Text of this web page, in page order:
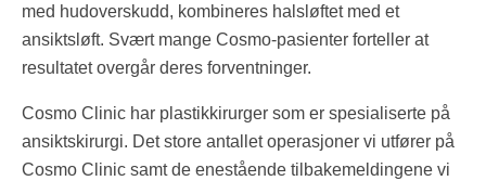
med hudoverskudd, kombineres halsløftet med et
ansiktsløft. Svært mange Cosmo-pasienter forteller at
resultatet overgår deres forventninger.
Cosmo Clinic har plastikkirurger som er spesialiserte på
ansiktskirurgi. Det store antallet operasjoner vi utfører på
Cosmo Clinic samt de enestående tilbakemeldingene vi